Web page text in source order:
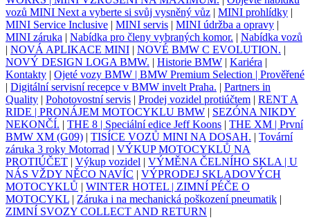
vozů MINI Next a vyberte si svůj vysněný vůz | MINI prohlídky |
MINI Service Inclusive | MINI servis | MINI údržba a opravy |
MINI záruka | Nabídka pro členy vybraných komor. | Nabídka vozů
| NOVÁ APLIKACE MINI | NOVÉ BMW C EVOLUTION. |
NOVÝ DESIGN LOGA BMW. | Historie BMW | Kariéra |
Kontakty | Ojeté vozy BMW | BMW Premium Selection | Prověřené
| Digitální servisní recepce v BMW invelt Praha. | Partners in
Quality | Pohotovostní servis | Prodej vozidel protiúčtem | RENT A
RIDE | PRONÁJEM MOTOCYKLU BMW | SEZÓNA NIKDY
NEKONČÍ. | THE 8 | Speciální edice Jeff Koons | THE XM | První
BMW XM (G09) | TISÍCE VOZŮ MINI NA DOSAH. | Tovární
záruka 3 roky Motorrad | VÝKUP MOTOCYKLŮ NA
PROTIÚČET | Výkup vozidel | VÝMĚNA ČELNÍHO SKLA | U
NÁS VŽDY NĚCO NAVÍC | VÝPRODEJ SKLADOVÝCH
MOTOCYKLŮ | WINTER HOTEL | ZIMNÍ PÉČE O
MOTOCYKL | Záruka i na mechanická poškození pneumatik |
ZIMNÍ SVOZY COLLECT AND RETURN |